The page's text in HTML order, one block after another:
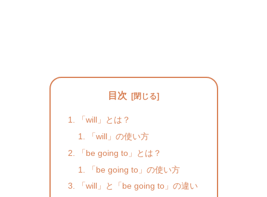
目次
「will」とは？
「will」の使い方
「be going to」とは？
「be going to」の使い方
「will」と「be going to」の違い